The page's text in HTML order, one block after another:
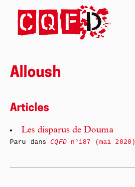
Alloush
Articles
Les disparus de Douma
Paru dansCQFDn°187 (mai 2020)